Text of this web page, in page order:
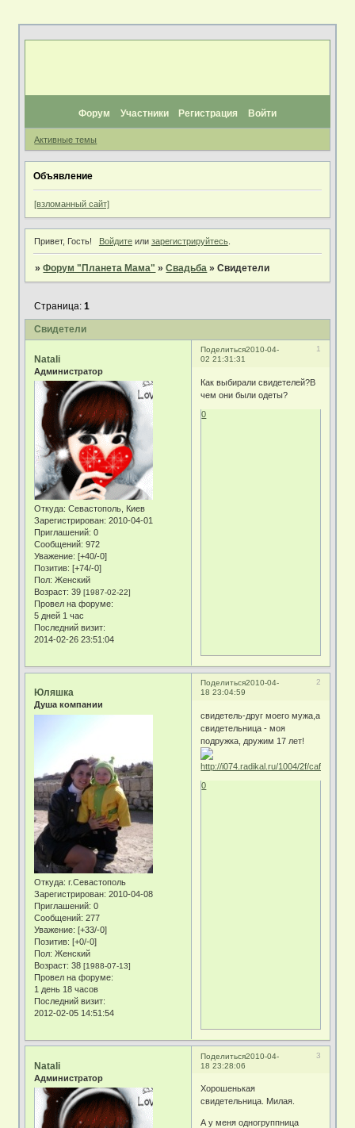
Форум Участники Регистрация Войти
Активные темы
Объявление
[взломанный сайт]
Привет, Гость! Войдитеили зарегистрируйтесь.
»Форум "Планета Мама" »Свадьба »Свидетели
Свидетели
Страница:1
Поделиться 1
2010-04-
02 21:31:31
Natali
Администратор
Откуда: Севастополь, Киев
Зарегистрирован: 2010-04-01
Приглашений: 0
Сообщений: 972
Уважение: [+40/-0]
Позитив: [+74/-0]
Пол: Женский
Возраст: 39[1987-02-22]
Провел на форуме:
5 дней 1 час
Последний визит:
2014-02-26 23:51:04
Как выбирали свидетелей?В
чем они были одеты?
0
Поделиться 2
2010-04-
18 23:04:59
Юляшка
Душа компании
Откуда: г.Севастополь
Зарегистрирован: 2010-04-08
Приглашений: 0
Сообщений: 277
Уважение: [+33/-0]
Позитив: [+0/-0]
Пол: Женский
Возраст: 38[1988-07-13]
Провел на форуме:
1 день 18 часов
Последний визит:
2012-02-05 14:51:54
свидетель-друг моего мужа,а
свидетельница - моя
подружка, дружим 17 лет!
0
Поделиться 3
2010-04-
18 23:28:06
Natali
Администратор
Хорошенькая
свидетельница. Милая.
А у меня одногруппница